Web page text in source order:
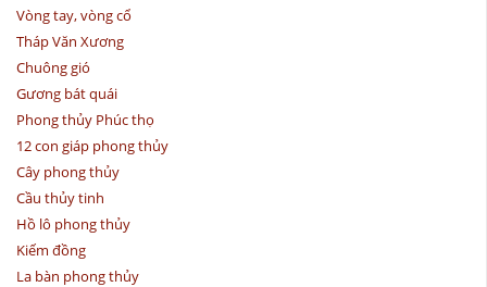
Vòng tay, vòng cổ
Tháp Văn Xương
Chuông gió
Gương bát quái
Phong thủy Phúc thọ
12 con giáp phong thủy
Cây phong thủy
Cầu thủy tinh
Hồ lô phong thủy
Kiếm đồng
La bàn phong thủy